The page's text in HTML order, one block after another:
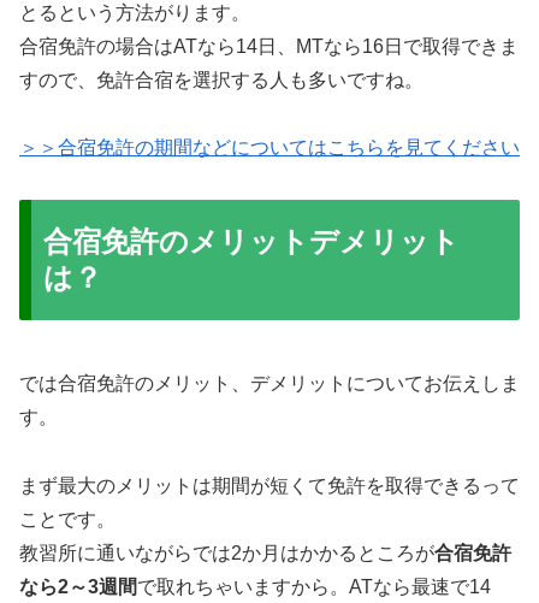
とるという方法がります。
合宿免許の場合はATなら14日、MTなら16日で取得できま
すので、免許合宿を選択する人も多いですね。
＞＞合宿免許の期間などについてはこちらを見てください
合宿免許のメリットデメリット
は？
では合宿免許のメリット、デメリットについてお伝えしま
す。
まず最大のメリットは期間が短くて免許を取得できるって
ことです。
教習所に通いながらでは2か月はかかるところが合宿免許
なら2～3週間で取れちゃいますから。ATなら最速で14